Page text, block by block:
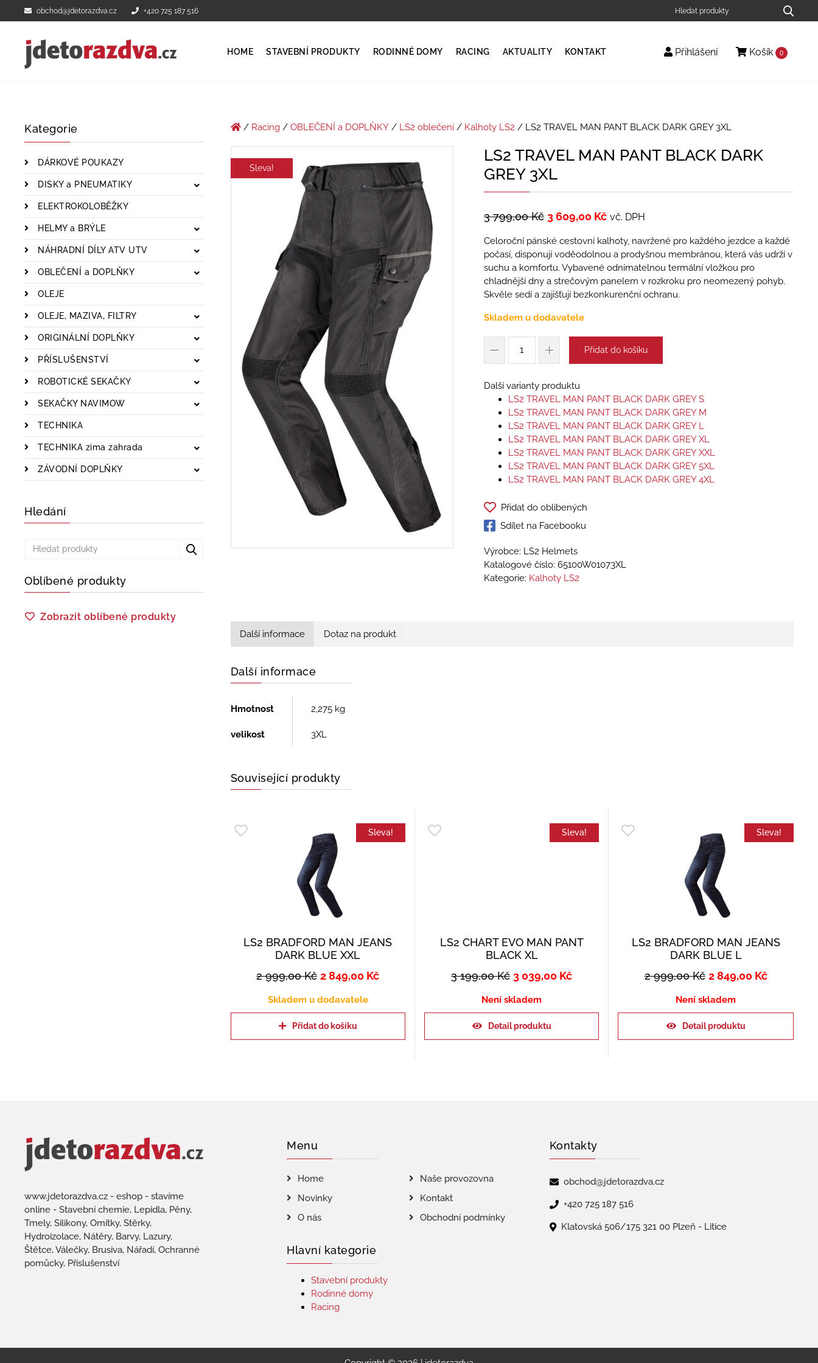
obchod@jdetorazdva.cz +420 725 187 516
HOME STAVEBNÍ PRODUKTY RODINNÉ DOMY RACING AKTUALITY KONTAKT Přihlášení Košík 0
Kategorie
DÁRKOVÉ POUKAZY
DISKY a PNEUMATIKY
ELEKTROKOLOBĚŽKY
HELMY a BRÝLE
NÁHRADNÍ DÍLY ATV UTV
OBLEČENÍ a DOPLŇKY
OLEJE
OLEJE, MAZIVA, FILTRY
ORIGINÁLNÍ DOPLŇKY
PŘÍSLUŠENSTVÍ
ROBOTICKÉ SEKAČKY
SEKAČKY NAVIMOW
TECHNIKA
TECHNIKA zima zahrada
ZÁVODNÍ DOPLŇKY
Hledání
Oblíbené produkty
Zobrazit oblíbené produkty
/ Racing/ OBLEČENÍ a DOPLŇKY/ LS2 oblečení/ Kalhoty LS2 / LS2 TRAVEL MAN PANT BLACK DARK GREY 3XL
Sleva!
LS2 TRAVEL MAN PANT BLACK DARK
GREY 3XL
3 799,00Kč 3 609,00 Kč vč. DPH
Celoroční pánské cestovní kalhoty, navržené pro každého jezdce a každé
počasí, disponují voděodolnou a prodyšnou membránou, která vás udrží v
suchu a komfortu. Vybavené odnímatelnou termální vložkou pro
chladnější dny a strečovým panelem v rozkroku pro neomezený pohyb.
Skvěle sedí a zajišťují bezkonkurenční ochranu.
Skladem u dodavatele
Přidat do košíku
Další varianty produktu
LS2 TRAVEL MAN PANT BLACK DARK GREY S
LS2 TRAVEL MAN PANT BLACK DARK GREY M
LS2 TRAVEL MAN PANT BLACK DARK GREY L
LS2 TRAVEL MAN PANT BLACK DARK GREY XL
LS2 TRAVEL MAN PANT BLACK DARK GREY XXL
LS2 TRAVEL MAN PANT BLACK DARK GREY 5XL
LS2 TRAVEL MAN PANT BLACK DARK GREY 4XL
Přidat do oblíbených
Sdílet na Facebooku
Výrobce: LS2 Helmets
Katalogové číslo: 65100W01073XL
Kategorie: Kalhoty LS2
Další informace Dotaz na produkt
Další informace
Hmotnost 2,275 kg
velikost 3XL
Související produkty
Sleva!
LS2 BRADFORD MAN JEANS
DARK BLUE XXL
2 999,00Kč 2 849,00 Kč
Skladem u dodavatele
Přidat do košíku
Sleva!
LS2 CHART EVO MAN PANT
BLACK XL
3 199,00Kč 3 039,00 Kč
Není skladem
Detail produktu
Sleva!
LS2 BRADFORD MAN JEANS
DARK BLUE L
2 999,00Kč 2 849,00 Kč
Není skladem
Detail produktu
www.jdetorazdva.cz - eshop - stavíme
online - Stavební chemie, Lepidla, Pěny,
Tmely, Silikony, Omítky, Stěrky,
Hydroizolace, Nátěry, Barvy, Lazury,
Štětce, Válečky, Brusiva, Nářadí, Ochranné
pomůcky, Příslušenství
Menu
Home
Naše provozovna
Novinky
Kontakt
O nás
Obchodní podmínky
Hlavní kategorie
Stavební produkty
Rodinné domy
Racing
Kontakty
obchod@jdetorazdva.cz
+420 725 187 516
Klatovská 506/175 321 00 Plzeň - Litice